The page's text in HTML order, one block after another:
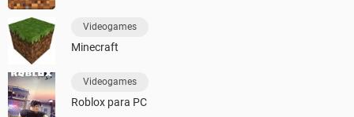
Videogames
Minecraft
Videogames
Roblox para PC